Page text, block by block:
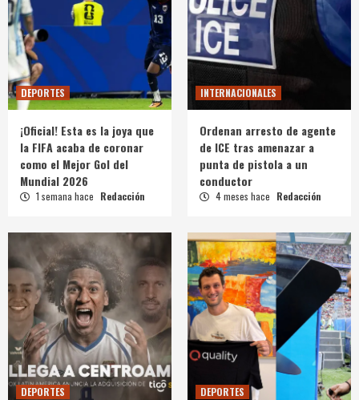
DEPORTES
¡Oficial! Esta es la joya que
la FIFA acaba de coronar
como el Mejor Gol del
Mundial 2026
1 semana hace Redacción
INTERNACIONALES
Ordenan arresto de agente
de ICE tras amenazar a
punta de pistola a un
conductor
4 meses hace Redacción
DEPORTES DEPORTES